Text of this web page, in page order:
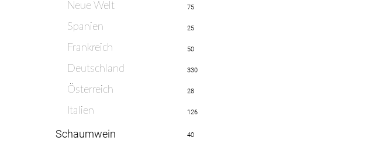
Neue Welt 75
Spanien 25
Frankreich 50
Deutschland 330
Österreich 28
Italien 126
Schaumwein 40